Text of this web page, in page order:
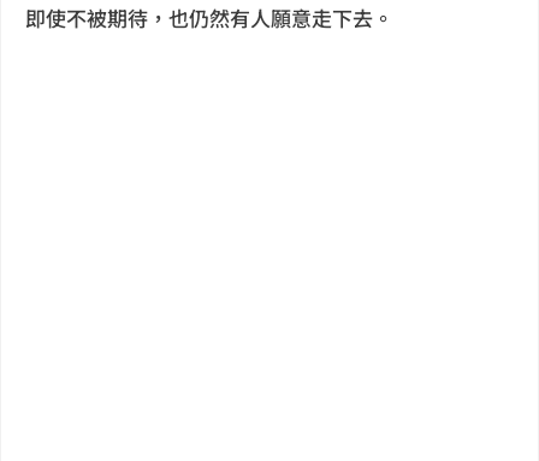
即使不被期待，也仍然有人願意走下去。